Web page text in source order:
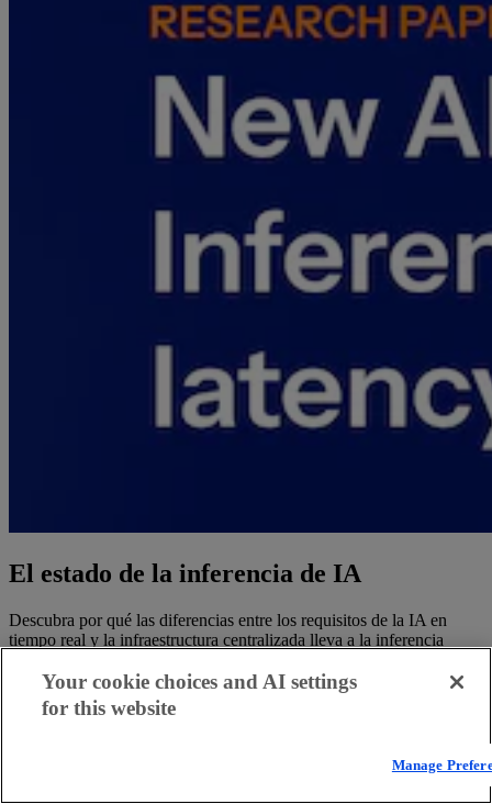
El estado de la inferencia de IA
Descubra por qué las diferencias entre los requisitos de la IA en
tiempo real y la infraestructura centralizada lleva a la inferencia
Descargar informe
Your cookie choices and AI settings
for this website
Manage